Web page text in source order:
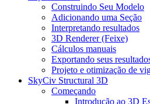
Construindo Seu Modelo
Adicionando uma Seção
Interpretando resultados
3D Renderer (Feixe)
Cálculos manuais
Exportando seus
Projeto e otimização de
SkyCiv Structural 3D
Começando
Introdução ao 3D